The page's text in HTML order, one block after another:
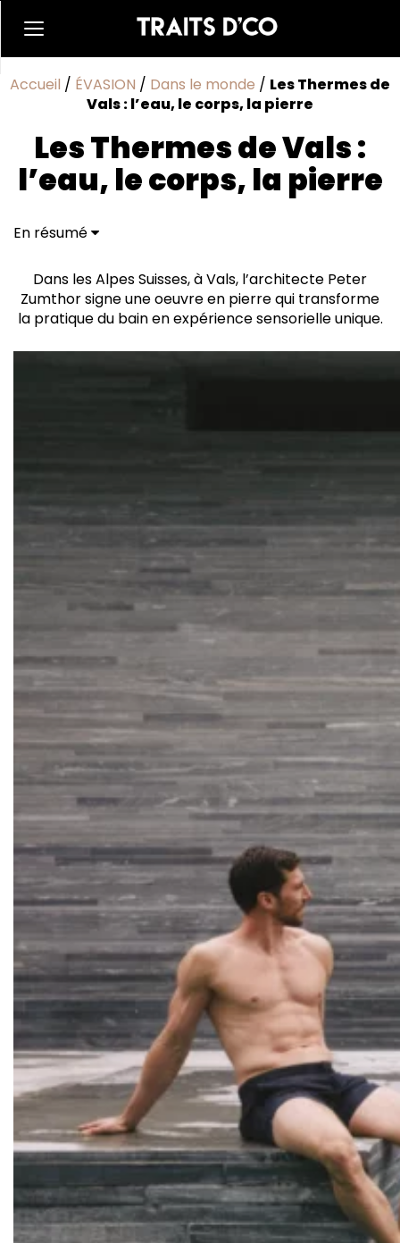
Accueil / ÉVASION / Dans le monde / Les Thermes de
Vals : l’eau, le corps, la pierre
Les Thermes de Vals :
l’eau, le corps, la pierre
En résumé
Dans les Alpes Suisses, à Vals, l’architecte Peter
Zumthor signe une oeuvre en pierre qui transforme
la pratique du bain en expérience sensorielle unique.